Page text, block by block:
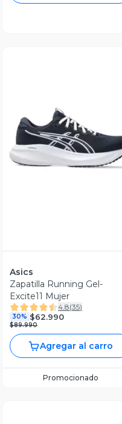
Vista Previa
Asics
Zapatilla Running Gel-
Excite11 Mujer
4.8(35)
30% $62.990
$89.990
Agregar al carro
Promocionado